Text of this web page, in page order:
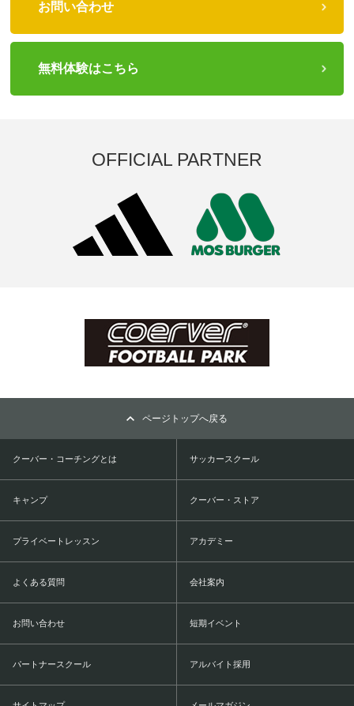
お問い合わせ
無料体験はこちら
OFFICIAL PARTNER
ページトップへ戻る
クーバー・コーチングとは サッカースクール
キャンプ クーバー・ストア
プライベートレッスン アカデミー
よくある質問 会社案内
お問い合わせ 短期イベント
パートナースクール アルバイト採用